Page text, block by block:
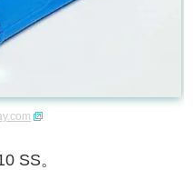
SS。